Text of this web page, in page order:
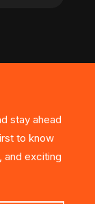
stay ahead
to know
and exciting